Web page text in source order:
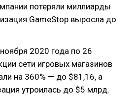
потеряли миллиарды
GameStop выросла до
2020 года по 26
сети игровых магазинов
на 360% — до $81,16, а
утроилась до $5 млрд.